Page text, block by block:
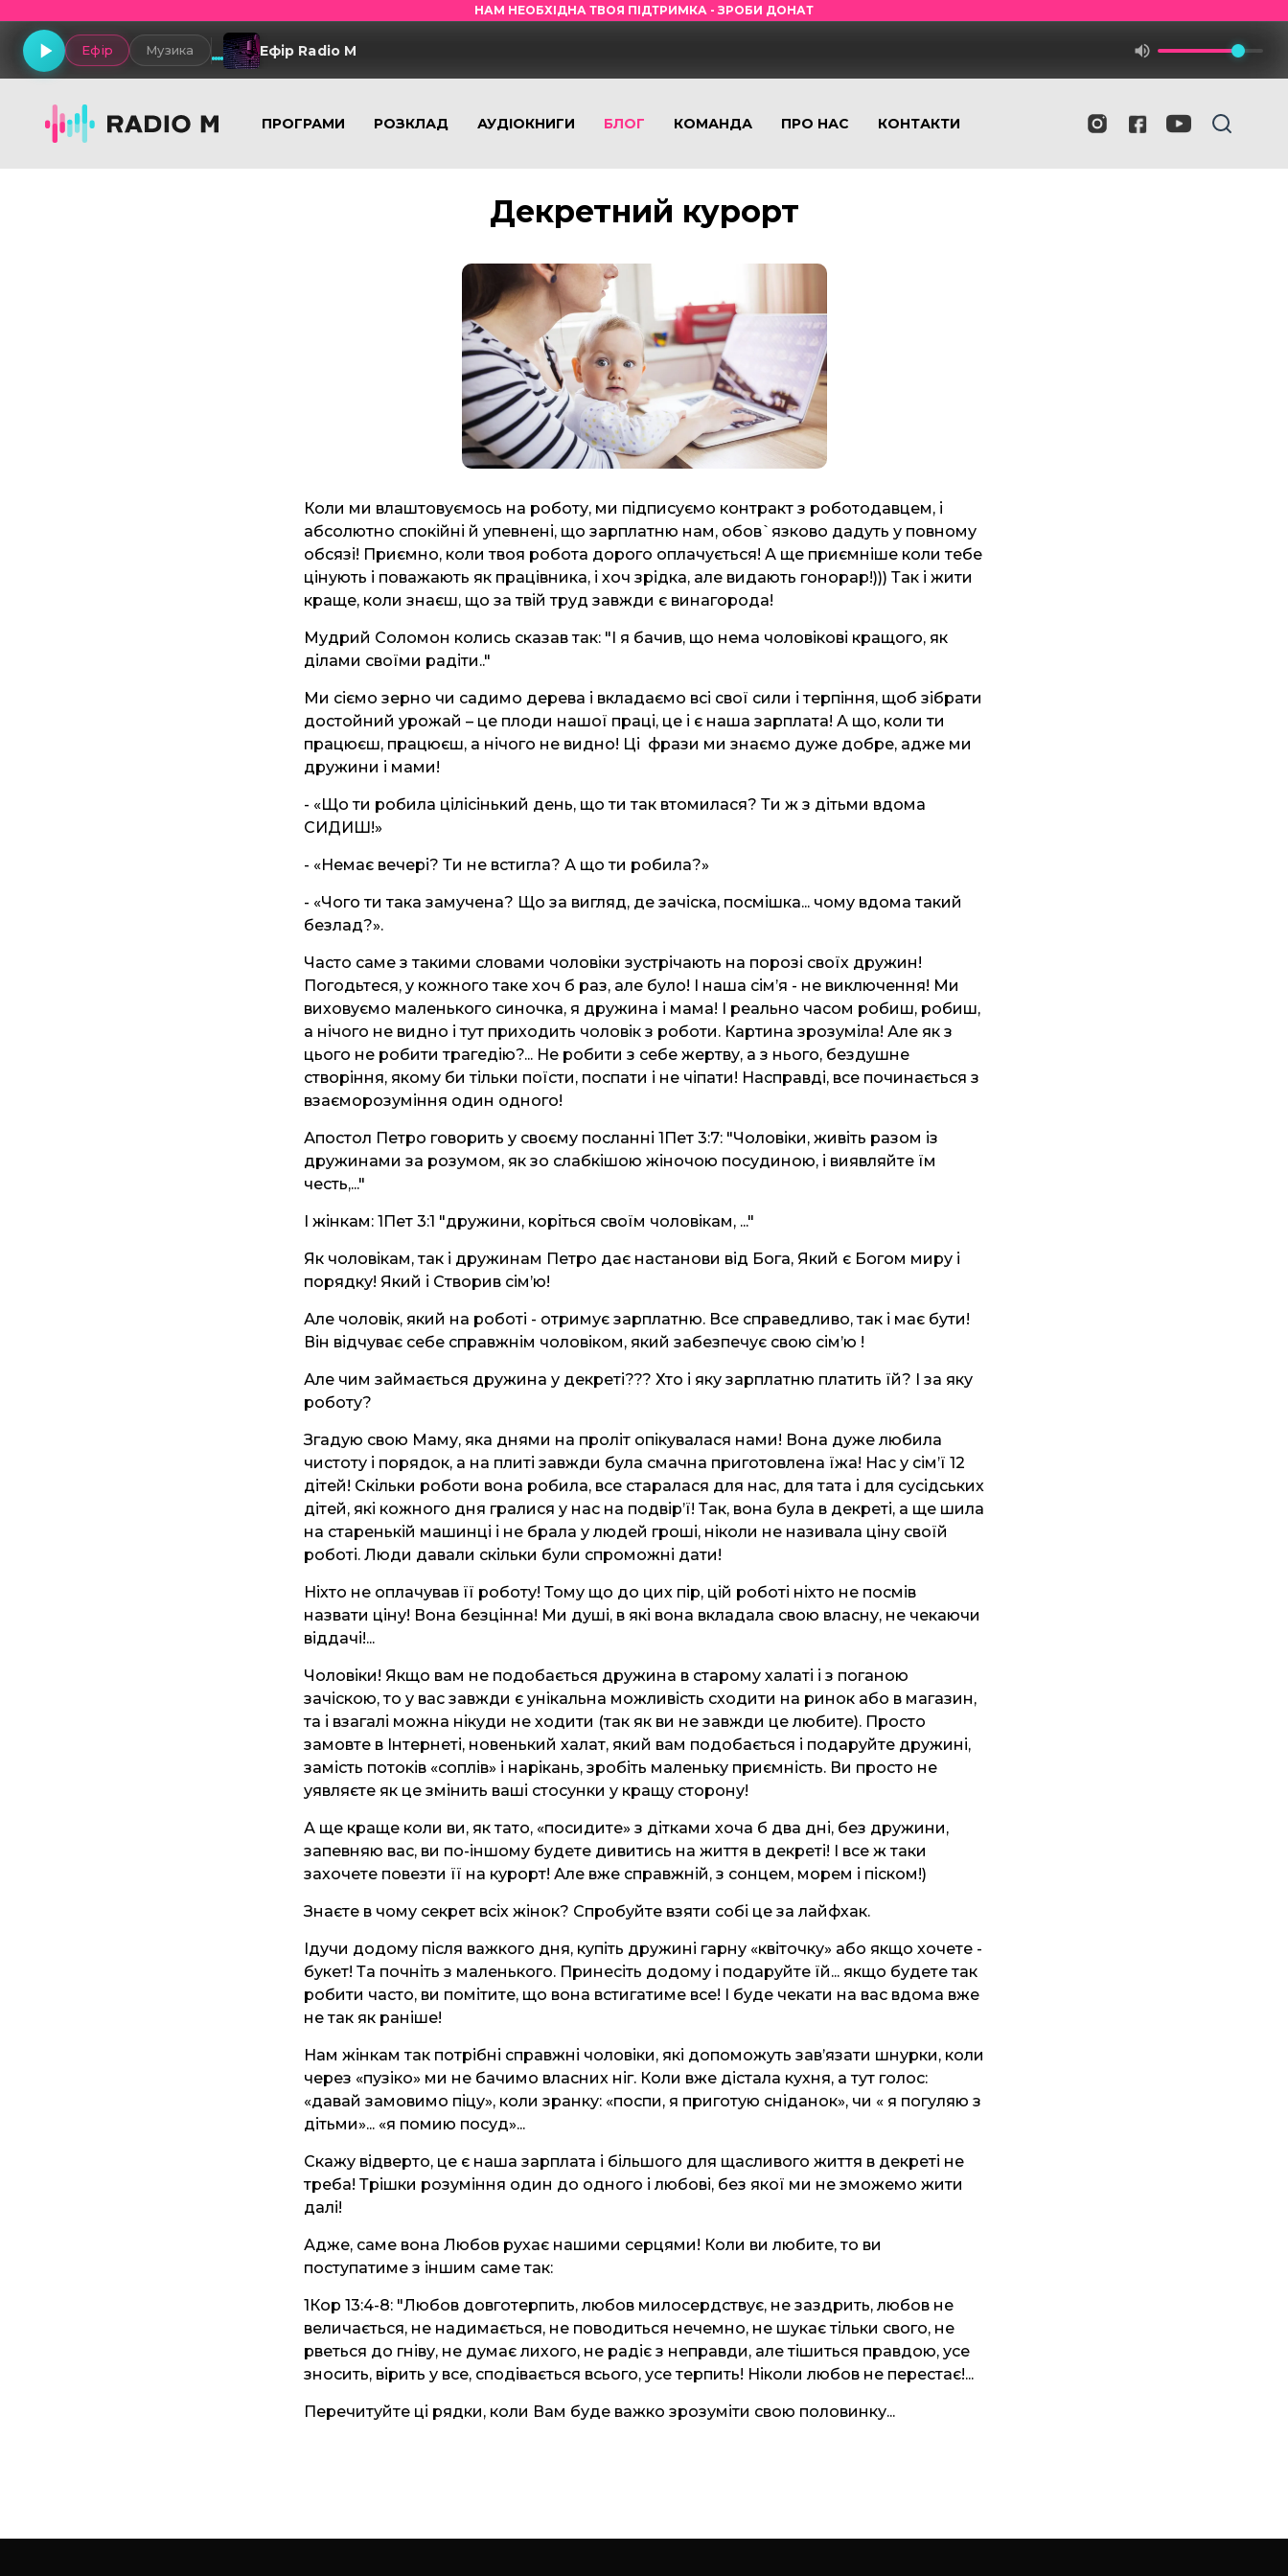
НАМ НЕОБХІДНА ТВОЯ ПІДТРИМКА - ЗРОБИ ДОНАТ
Ефір Музика Ефір Radio M
ПРОГРАМИ РОЗКЛАД АУДІОКНИГИ БЛОГ КОМАНДА ПРО НАС КОНТАКТИ
Декретний курорт
Коли ми влаштовуємось на роботу, ми підписуємо контракт з роботодавцем, і
абсолютно спокійні й упевнені, що зарплатню нам, обов`язково дадуть у повному
обсязі! Приємно, коли твоя робота дорого оплачується! А ще приємніше коли тебе
цінують і поважають як працівника, і хоч зрідка, але видають гонорар!))) Так і жити
краще, коли знаєш, що за твій труд завжди є винагорода!
Мудрий Соломон колись сказав так: "І я бачив, що нема чоловікові кращого, як
ділами своїми радіти.."
Ми сіємо зерно чи садимо дерева і вкладаємо всі свої сили і терпіння, щоб зібрати
достойний урожай – це плоди нашої праці, це і є наша зарплата! А що, коли ти
працюєш, працюєш, а нічого не видно! Ці фрази ми знаємо дуже добре, адже ми
дружини і мами!
- «Що ти робила цілісінький день, що ти так втомилася? Ти ж з дітьми вдома
СИДИШ!»
- «Немає вечері? Ти не встигла? А що ти робила?»
- «Чого ти така замучена? Що за вигляд, де зачіска, посмішка... чому вдома такий
безлад?».
Часто саме з такими словами чоловіки зустрічають на порозі своїх дружин!
Погодьтеся, у кожного таке хоч б раз, але було! І наша сім’я - не виключення! Ми
виховуємо маленького синочка, я дружина і мама! І реально часом робиш, робиш,
а нічого не видно і тут приходить чоловік з роботи. Картина зрозуміла! Але як з
цього не робити трагедію?... Не робити з себе жертву, а з нього, бездушне
створіння, якому би тільки поїсти, поспати і не чіпати! Насправді, все починається з
взаєморозуміння один одного!
Апостол Петро говорить у своєму посланні 1Пет 3:7: "Чоловіки, живіть разом із
дружинами за розумом, як зо слабкішою жіночою посудиною, і виявляйте їм
честь,..."
І жінкам: 1Пет 3:1 "дружини, коріться своїм чоловікам, ..."
Як чоловікам, так і дружинам Петро дає настанови від Бога, Який є Богом миру і
порядку! Який і Створив сім’ю!
Але чоловік, який на роботі - отримує зарплатню. Все справедливо, так і має бути!
Він відчуває себе справжнім чоловіком, який забезпечує свою сім’ю !
Але чим займається дружина у декреті??? Хто і яку зарплатню платить їй? І за яку
роботу?
Згадую свою Маму, яка днями на проліт опікувалася нами! Вона дуже любила
чистоту і порядок, а на плиті завжди була смачна приготовлена їжа! Нас у сім’ї 12
дітей! Скільки роботи вона робила, все старалася для нас, для тата і для сусідських
дітей, які кожного дня гралися у нас на подвір’ї! Так, вона була в декреті, а ще шила
на старенькій машинці і не брала у людей гроші, ніколи не називала ціну своїй
роботі. Люди давали скільки були спроможні дати!
Ніхто не оплачував її роботу! Тому що до цих пір, цій роботі ніхто не посмів
назвати ціну! Вона безцінна! Ми душі, в які вона вкладала свою власну, не чекаючи
віддачі!...
Чоловіки! Якщо вам не подобається дружина в старому халаті і з поганою
зачіскою, то у вас завжди є унікальна можливість сходити на ринок або в магазин,
та і взагалі можна нікуди не ходити (так як ви не завжди це любите). Просто
замовте в Інтернеті, новенький халат, який вам подобається і подаруйте дружині,
замість потоків «соплів» і нарікань, зробіть маленьку приємність. Ви просто не
уявляєте як це змінить ваші стосунки у кращу сторону!
А ще краще коли ви, як тато, «посидите» з дітками хоча б два дні, без дружини,
запевняю вас, ви по-іншому будете дивитись на життя в декреті! І все ж таки
захочете повезти її на курорт! Але вже справжній, з сонцем, морем і піском!)
Знаєте в чому секрет всіх жінок? Спробуйте взяти собі це за лайфхак.
Ідучи додому після важкого дня, купіть дружині гарну «квіточку» або якщо хочете -
букет! Та почніть з маленького. Принесіть додому і подаруйте їй... якщо будете так
робити часто, ви помітите, що вона встигатиме все! І буде чекати на вас вдома вже
не так як раніше!
Нам жінкам так потрібні справжні чоловіки, які допоможуть зав’язати шнурки, коли
через «пузіко» ми не бачимо власних ніг. Коли вже дістала кухня, а тут голос:
«давай замовимо піцу», коли зранку: «поспи, я приготую сніданок», чи « я погуляю з
дітьми»... «я помию посуд»...
Скажу відверто, це є наша зарплата і більшого для щасливого життя в декреті не
треба! Трішки розуміння один до одного і любові, без якої ми не зможемо жити
далі!
Адже, саме вона Любов рухає нашими серцями! Коли ви любите, то ви
поступатиме з іншим саме так:
1Кор 13:4-8: "Любов довготерпить, любов милосердствує, не заздрить, любов не
величається, не надимається, не поводиться нечемно, не шукає тільки свого, не
рветься до гніву, не думає лихого, не радіє з неправди, але тішиться правдою, усе
зносить, вірить у все, сподівається всього, усе терпить! Ніколи любов не перестає!...
Перечитуйте ці рядки, коли Вам буде важко зрозуміти свою половинку...